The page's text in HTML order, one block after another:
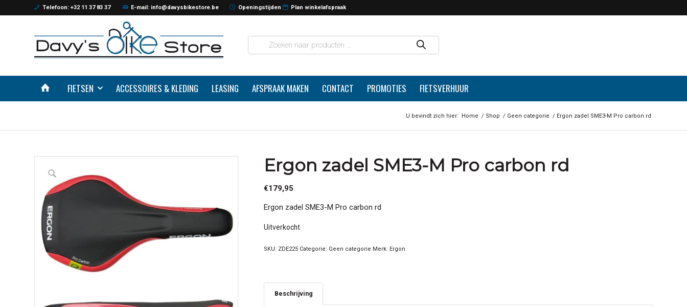
Telefoon: +32 11 37 83 37 E-mail: info@davysbikestore.be Openingstijden Plan winkelafspraak
FIETSEN ACCESSOIRES & KLEDING LEASING AFSPRAAK MAKEN CONTACT PROMOTIES FIETSVERHUUR
U bevindt zich hier: Home / Shop / Geen categorie / Ergon zadel SME3-M Pro carbon rd
Ergon zadel SME3-M Pro carbon rd
€179,95
Ergon zadel SME3-M Pro carbon rd
Uitverkocht
SKU: ZDE225 Categorie: Geen categorie Merk: Ergon
Beschrijving